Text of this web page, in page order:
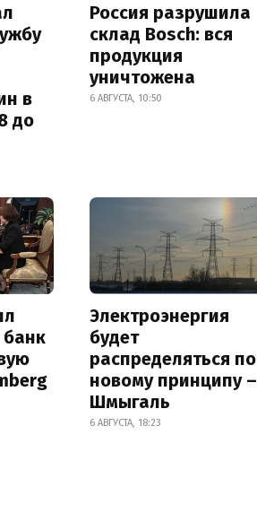
в
до
Россия разрушила
склад Bosch: вся
продукция
уничтожена
6 АВГУСТА, 10:50
Электроэнергия
будет
распределяться по
новому принципу –
Шмыгаль
6 АВГУСТА, 18:23